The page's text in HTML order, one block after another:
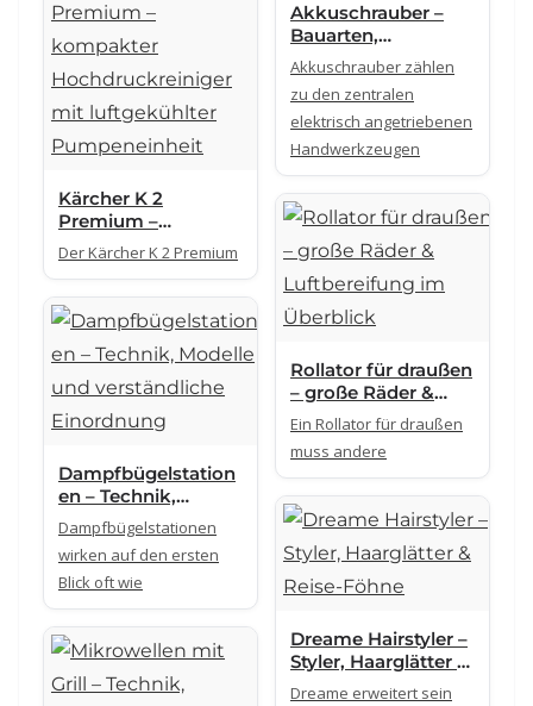
Akkuschrauber –
Bauarten,
Antriebssysteme
und technische
Unterschiede im
Überblick
Akkuschrauber zählen
zu den zentralen
elektrisch angetriebenen
Handwerkzeugen
Kärcher K 2
Premium –
kompakter
Hochdruckreiniger
Pumpeneinheit
Der Kärcher K 2 Premium
Rollator für draußen
– große Räder &
Luftbereifung im
Überblick
Ein Rollator für draußen
muss andere
Dampfbügelstation
en – Technik,
Modelle und
verständliche
Einordnung
Dampfbügelstationen
wirken auf den ersten
Blick oft wie
Dreame Hairstyler –
Styler, Haarglätter &
Reise-Föhne
Dreame erweitert sein